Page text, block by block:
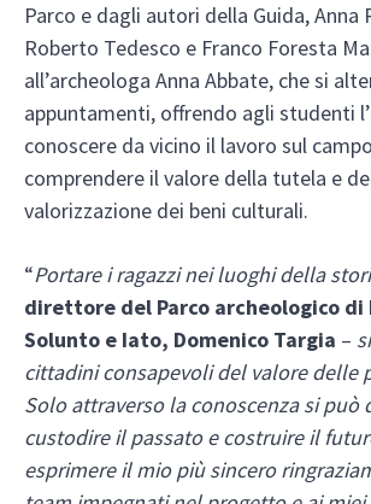
Parco e dagli autori della Guida, Anna
Roberto Tedesco e Franco Foresta
all’archeologa Anna Abbate, che si
appuntamenti, offrendo agli studenti
conoscere da vicino il lavoro sul
comprendere il valore della tutela e
valorizzazione dei beni culturali.
“Portare i ragazzi nei luoghi della
direttore del Parco archeologico di
Solunto e Iato, Domenico Targia –
cittadini consapevoli del valore delle
Solo attraverso la conoscenza si può
custodire il passato e costruire il
esprimere il mio più sincero